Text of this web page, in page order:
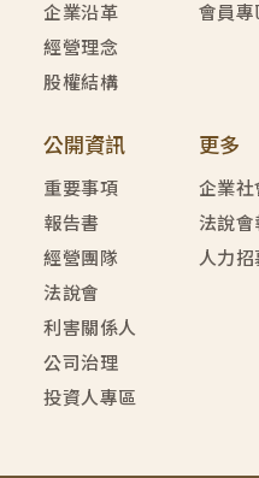
企業沿革
經營理念
股權結構
會員專
公開資訊
重要事項
報告書
經營團隊
法說會
利害關係人
公司治理
投資人專區
更多
企業社
法說會
人力招